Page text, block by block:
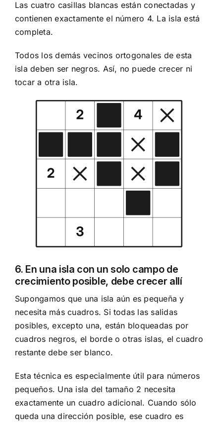
Las cuatro casillas blancas están conectadas y
contienen exactamente el número 4. La isla está
completa.
Todos los demás vecinos ortogonales de esta
isla deben ser negros. Así, no puede crecer ni
tocar a otra isla.
6. En una isla con un solo campo de
crecimiento posible, debe crecer allí
Supongamos que una isla aún es pequeña y
necesita más cuadros. Si todas las salidas
posibles, excepto una, están bloqueadas por
cuadros negros, el borde o otras islas, el cuadro
restante debe ser blanco.
Esta técnica es especialmente útil para números
pequeños. Una isla del tamaño 2 necesita
exactamente un cuadro adicional. Cuando sólo
queda una dirección posible, ese cuadro es